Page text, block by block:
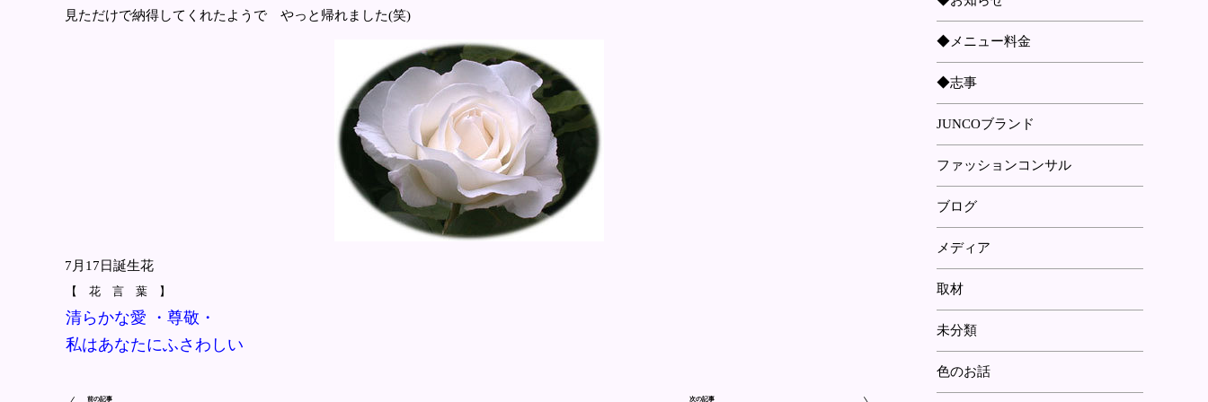
見ただけで納得してくれたようで やっと帰れました(笑)
7月17日誕生花
【 花 言 葉 】
清らかな愛 ・尊敬・
私はあなたにふさわしい
前の記事 次の記事
◆メニュー料金
◆志事
JUNCOブランド
ファッションコンサル
ブログ
メディア
取材
未分類
色のお話